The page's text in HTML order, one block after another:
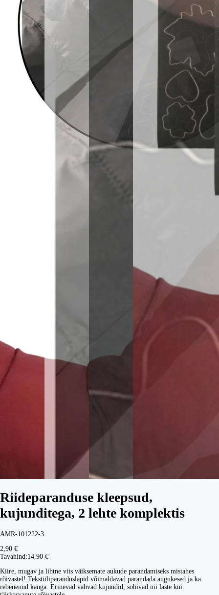
Riideparanduse kleepsud,
kujunditega, 2 lehte komplektis
AMR-101222-3
2,90 €
Tavahind:14,90 €
Kiire, mugav ja lihtne viis väiksemate aukude parandamiseks mistahes
rõivastel! Tekstiiliparanduslapid võimaldavad parandada augukesed ja ka
rebenenud kanga. Erinevad vahvad kujundid, sobivad nii laste kui